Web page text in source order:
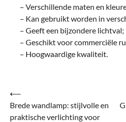
– Verschillende maten en
– Kan gebruikt worden in
– Geeft een bijzondere lichtval;
– Geschikt voor commerciële
– Hoogwaardige kwaliteit.
Bericht
navigatie
⟵
Brede wandlamp: stijlvolle en
praktische verlichting voor